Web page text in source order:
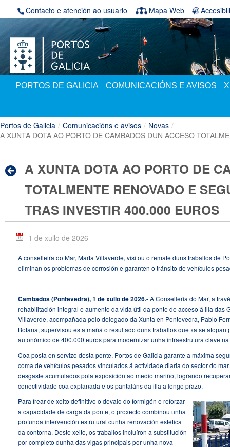
Volver ao contido
Contacto e atención ao usuario Mapa Web
PORTOS DE GALICIA COMUNICACIÓNS E AVISOS
Portos de Galicia / Comunicacións e avisos / Novas /
A XUNTA DOTA AO PORTO DE CAMBADOS DUN ACCESO
A XUNTA DOTA AO PORTO DE
TOTALMENTE RENOVADO E
TRAS INVESTIR 400.000 EUROS
1 de xullo de 2026
A conselleira do Mar, Marta Villaverde, visitou o remate duns traballos de
eliminan os problemas de corrosión e garanten o tránsito de vehículos
Cambados (Pontevedra), 1 de xullo de 2026.-A Consellería do Mar, a
rehabilitación integral e aumento da vida útil da ponte de acceso á illa das
Villaverde, acompañada polo delegado da Xunta en Pontevedra, Pablo
Botana, supervisou esta mañá o resultado duns traballos que xa se
autonómico de 400.000 euros para modernizar unha infraestrutura clave
Coa posta en servizo desta ponte, Portos de Galicia garante a máxima
coma de vehículos pesados vinculados á actividade diaria do sector do
desgaste acumulados pola exposición ao medio mariño, logrando
conectividade coa explanada e os pantaláns da illa a longo prazo.
Para frear de xeito definitivo o devalo do formigón e reforzar
a capacidade de carga da ponte, o proxecto combinou unha
profunda intervención estrutural cunha renovación estética
da contorna. Deste xeito, os traballos incluíron a substitución
por completo dunha das vigas principais por unha nova